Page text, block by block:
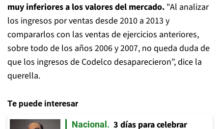
muy inferiores a los valores del mercado. "Al analizar
los ingresos por ventas desde 2010 a 2013 y
compararlos con las ventas de ejercicios anteriores,
sobre todo de los años 2006 y 2007, no queda duda de
que los ingresos de Codelco desaparecieron”, dice la
querella.
Te puede interesar
Nacional 3 días para celebrar